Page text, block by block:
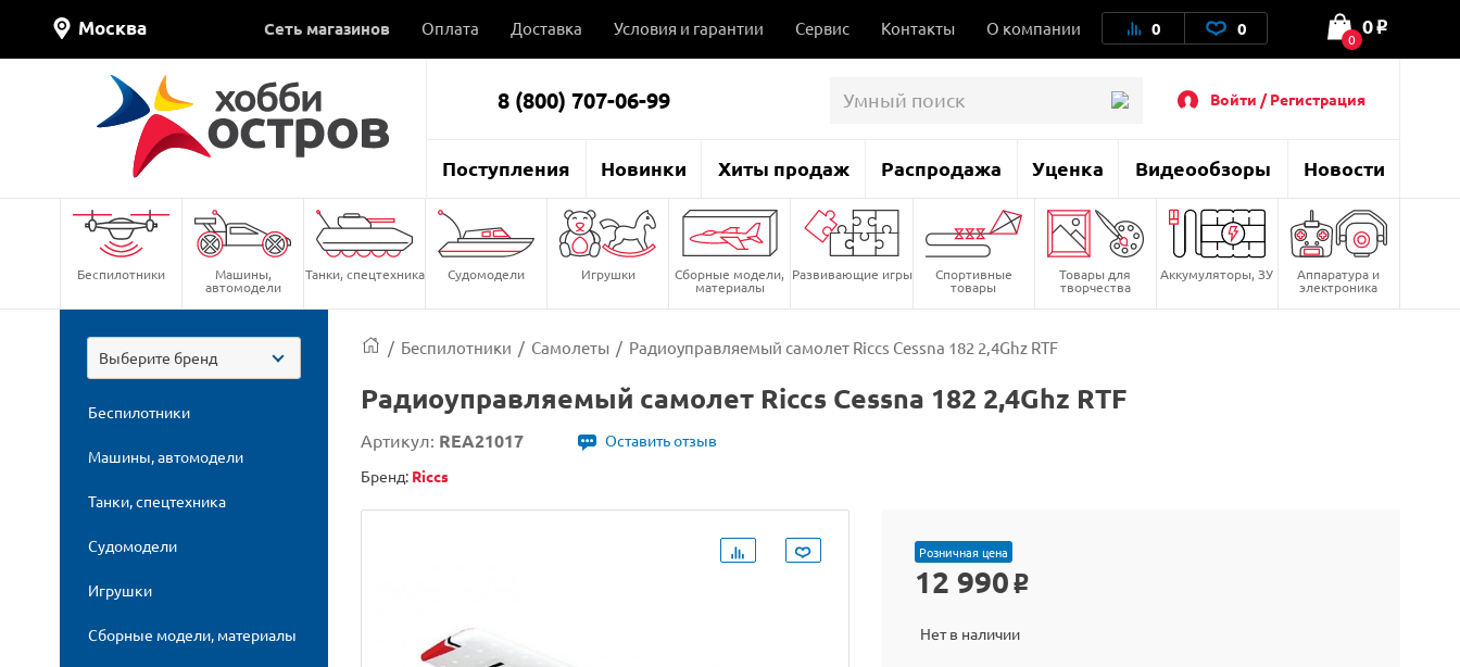
Москва Сеть магазинов Оплата Доставка Условия и гарантии Сервис Контакты О компании 0 0 0
0 o
8 (800) 707-06-99 Войти / Регистрация
Поступления Новинки Хиты продаж Распродажа Уценка Видеообзоры Новости
Беспилотники Машины,
автомодели
Танки, спецтехника Судомодели Игрушки Сборные модели,
материалы
Развивающие игры Спортивные
товары
Товары для
творчества
Аккумуляторы, ЗУ Аппаратура и
электроника
Выберите бренд
Беспилотники
Машины, автомодели
Танки, спецтехника
Судомодели
Игрушки
Сборные модели, материалы
/ Беспилотники / Самолеты / Радиоуправляемый самолет Riccs Cessna 182 2,4Ghz RTF
Радиоуправляемый самолет Riccs Cessna 182 2,4Ghz RTF
Артикул: REA21017
Оставить отзыв
Бренд: Riccs
Розничная цена
12 990 o
Нет в наличии